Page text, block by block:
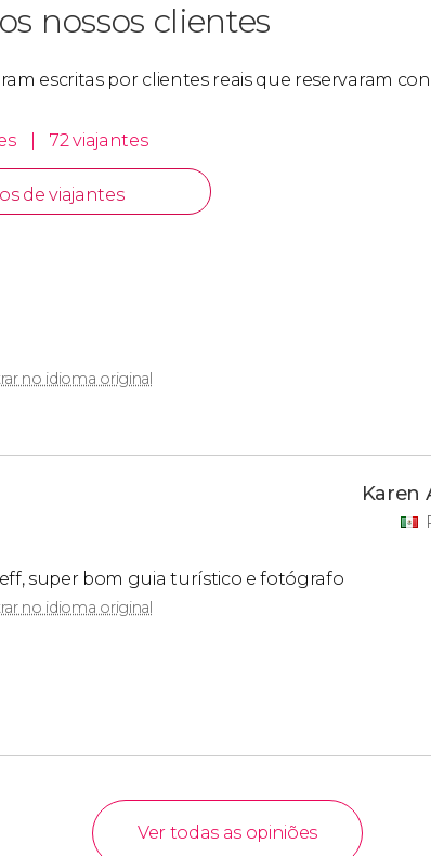
nossos clientes
escritas por clientes reais que reservaram
72 viajantes
de viajantes
no idioma original
Karen
super bom guia turístico e fotógrafo
no idioma original
Ver todas as opiniões